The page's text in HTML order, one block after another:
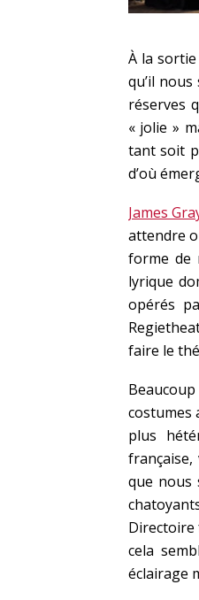
À la
qu’il
réserves
« jolie »
tant soit
d’où
James
attendre
forme de
lyrique
opérés
faire le
costumes
plus
que nous
Directoire
cela
éclairage